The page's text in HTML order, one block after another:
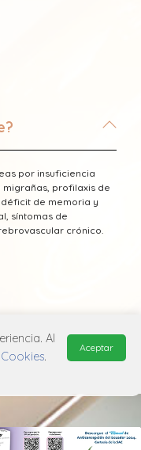
por insuficiencia
profilaxis de
de memoria y
síntomas de
crónico.
el Vademecum
9798281009201)
Al
.
Aceptar